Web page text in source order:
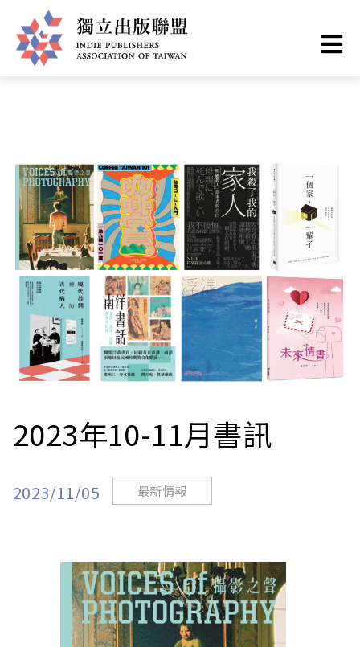
至
主
出
版
聯
盟
網
站
您
首頁 ❯ 最新情報
2023年10-11月書訊
2023/11/05 最新情報